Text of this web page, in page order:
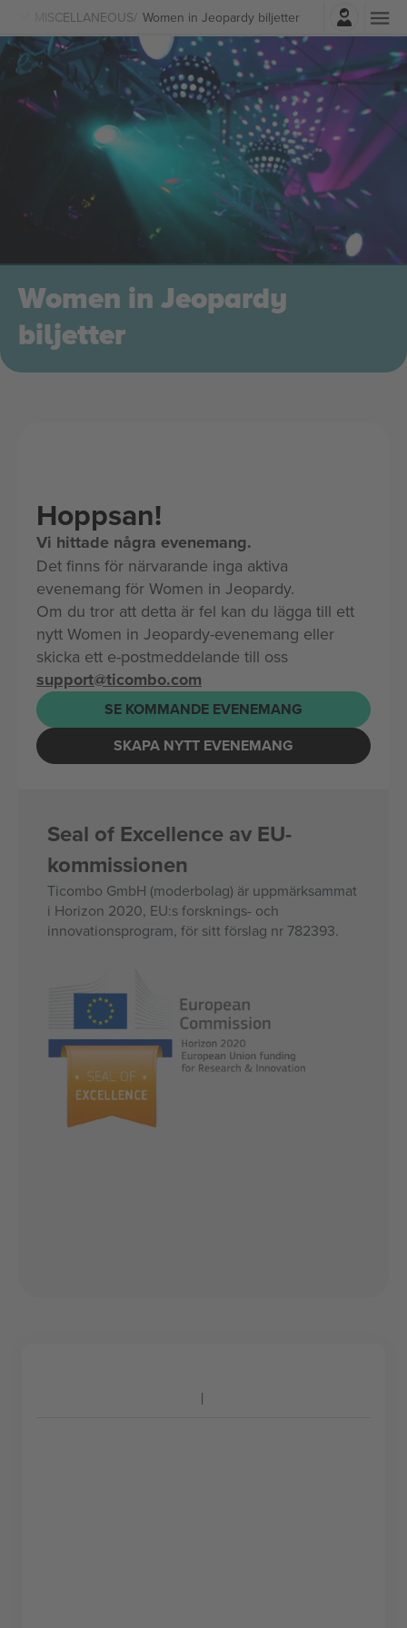
MISCELLANEOUS Women in Jeopardy biljetter
Logga in
Women in Jeopardy
biljetter
Hoppsan!
Vi hittade några evenemang.
Det finns för närvarande inga aktiva
evenemang för Women in Jeopardy.
Om du tror att detta är fel kan du lägga till ett
nytt Women in Jeopardy-evenemang eller
skicka ett e-postmeddelande till oss
support@ticombo.com
SE KOMMANDE EVENEMANG
SKAPA NYTT EVENEMANG
Seal of Excellence av EU-
kommissionen
Ticombo GmbH (moderbolag) är uppmärksammat
i Horizon 2020, EU:s forsknings- och
innovationsprogram, för sitt förslag nr 782393.